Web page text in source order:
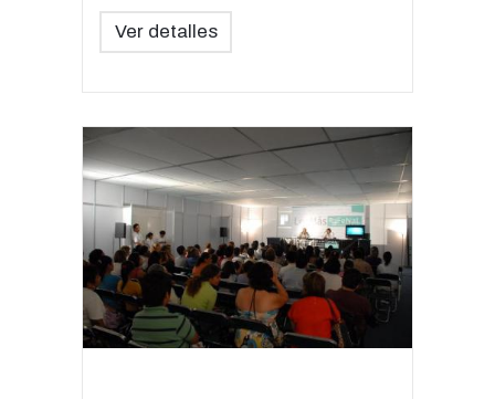
Ver detalles